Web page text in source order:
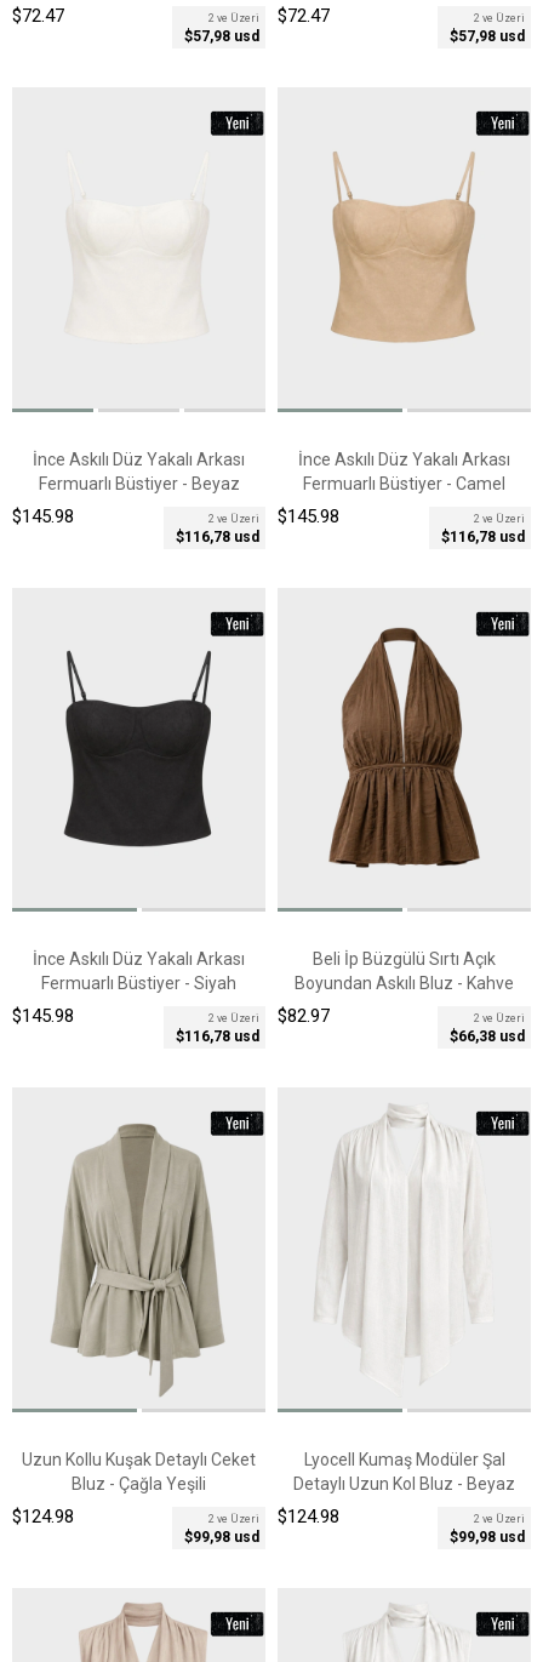
2 ve Üzeri
$57,98 usd
$72.47 2 ve Üzeri
$57,98 usd
$72.47
İnce Askılı Düz Yakalı Arkası
Fermuarlı Büstiyer - Beyaz
2 ve Üzeri
$116,78 usd
$145.98
İnce Askılı Düz Yakalı Arkası
Fermuarlı Büstiyer - Camel
2 ve Üzeri
$116,78 usd
$145.98
İnce Askılı Düz Yakalı Arkası
Fermuarlı Büstiyer - Siyah
2 ve Üzeri
$116,78 usd
$145.98
Beli İp Büzgülü Sırtı Açık
Boyundan Askılı Bluz - Kahve
2 ve Üzeri
$66,38 usd
$82.97
Uzun Kollu Kuşak Detaylı Ceket
Bluz - Çağla Yeşili
2 ve Üzeri
$99,98 usd
$124.98
Lyocell Kumaş Modüler Şal
Detaylı Uzun Kol Bluz - Beyaz
2 ve Üzeri
$99,98 usd
$124.98